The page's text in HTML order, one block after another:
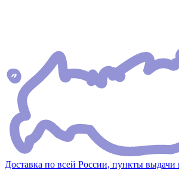
Доставка по всей России, пункты